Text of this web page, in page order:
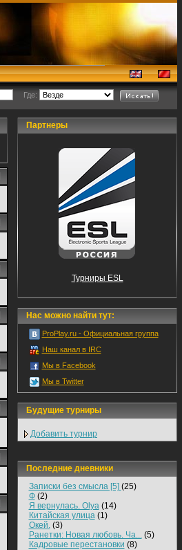
Где:
Партнеры
Турниры ESL
Нас можно найти тут:
ProPlay.ru - Официальная группа
Наш канал в IRC
Мы в Facebook
Мы в Twitter
Будущие турниры
Добавить турнир
Последние дневники
Записки без смысла [5] (25)
Ф(2)
Я вернулась. Olya(14)
Китайская улица(1)
Окей.(3)
Ранетки: Новая любовь. Ча...(5)
Кадровые перестановки (8)